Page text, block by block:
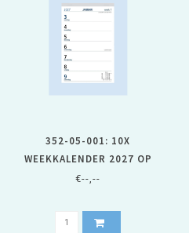
352-05-001: 10X
WEEKKALENDER 2027 OP
NEUTRAAL SCHILD
€--,--